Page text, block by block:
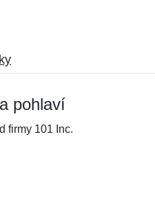
pohlaví
firmy 101 Inc.